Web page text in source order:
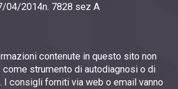
04/2014n. 7828 sez A
contenute in questo sito non
come strumento di autodiagnosi o di
I consigli forniti via web o email vanno